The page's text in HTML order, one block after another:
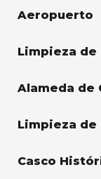
Aeropuerto
Limpieza de
Alameda de
Limpieza de
Casco